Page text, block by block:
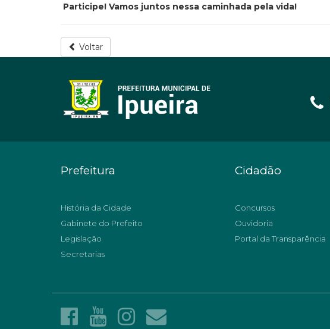
Participe! Vamos juntos nessa caminhada pela vida!
Voltar
Prefeitura
História da Cidade
Gabinete do Prefeito
Legislação
Secretarias
Cidadão
Concursos
Ouvidoria
Portal da Transparência